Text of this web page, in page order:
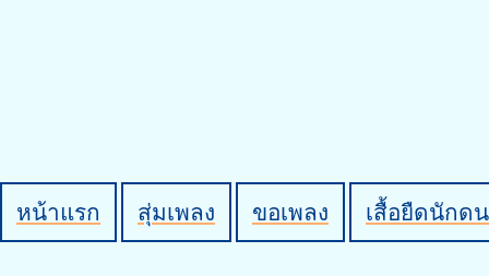
หน้าแรก สุ่มเพลง ขอเพลง เสื้อยืดนักด